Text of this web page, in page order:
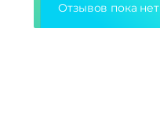
Отзывов пока нет